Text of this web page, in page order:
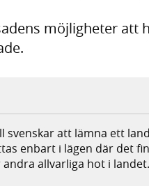
möjligheter att
svenskar att lämna ett
enbart i lägen där det
allvarliga hot i landet.